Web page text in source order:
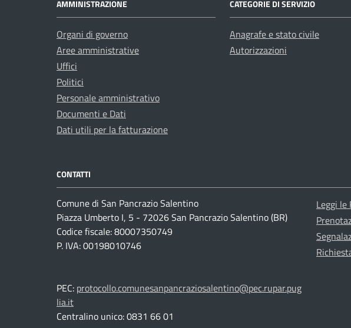
AMMINISTRAZIONE
Organi di governo
Aree amministrative
Uffici
Politici
Personale amministrativo
Documenti e Dati
Dati utili per la fatturazione
CATEGORIE DI SERVIZIO
Anagrafe e stato civile
Autorizzazioni
CONTATTI
Comune di San Pancrazio Salentino
Piazza Umberto I, 5 - 72026 San Pancrazio Salentino (BR)
Codice fiscale: 80007350749
P. IVA: 00198010746
PEC: protocollo.comunesanpancraziosalentino@pec.rupar.pug
lia.it
Centralino unico: 0831 66 01
Leggi le